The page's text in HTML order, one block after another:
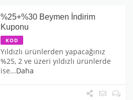
%25+%30 Beymen İndirim
Kuponu
KOD
Yıldızlı ürünlerden yapacağınız
%25, 2 ve üzeri yıldızlı ürünlerde
ise...Daha